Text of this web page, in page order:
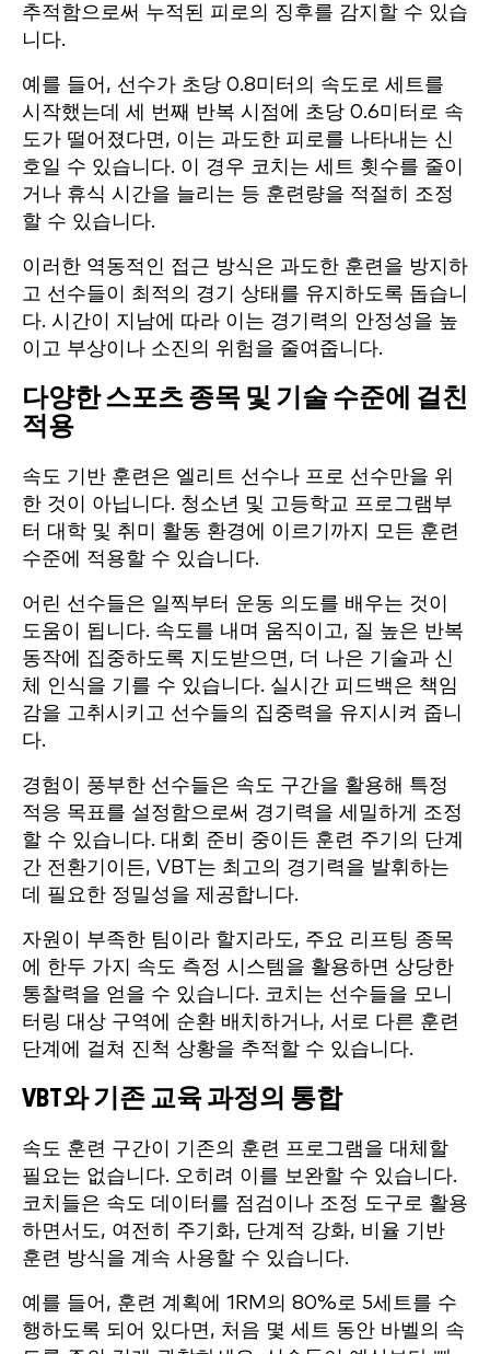
추적함으로써 누적된 피로의 징후를 감지할 수 있습
니다.
예를 들어, 선수가 초당 0.8미터의 속도로 세트를
시작했는데 세 번째 반복 시점에 초당 0.6미터로 속
도가 떨어졌다면, 이는 과도한 피로를 나타내는 신
호일 수 있습니다. 이 경우 코치는 세트 횟수를 줄이
거나 휴식 시간을 늘리는 등 훈련량을 적절히 조정
할 수 있습니다.
이러한 역동적인 접근 방식은 과도한 훈련을 방지하
고 선수들이 최적의 경기 상태를 유지하도록 돕습니
다. 시간이 지남에 따라 이는 경기력의 안정성을 높
이고 부상이나 소진의 위험을 줄여줍니다.
다양한 스포츠 종목 및 기술 수준에 걸친
적용
속도 기반 훈련은 엘리트 선수나 프로 선수만을 위
한 것이 아닙니다. 청소년 및 고등학교 프로그램부
터 대학 및 취미 활동 환경에 이르기까지 모든 훈련
수준에 적용할 수 있습니다.
어린 선수들은 일찍부터 운동 의도를 배우는 것이
도움이 됩니다. 속도를 내며 움직이고, 질 높은 반복
동작에 집중하도록 지도받으면, 더 나은 기술과 신
체 인식을 기를 수 있습니다. 실시간 피드백은 책임
감을 고취시키고 선수들의 집중력을 유지시켜 줍니
다.
경험이 풍부한 선수들은 속도 구간을 활용해 특정
적응 목표를 설정함으로써 경기력을 세밀하게 조정
할 수 있습니다. 대회 준비 중이든 훈련 주기의 단계
간 전환기이든, VBT는 최고의 경기력을 발휘하는
데 필요한 정밀성을 제공합니다.
자원이 부족한 팀이라 할지라도, 주요 리프팅 종목
에 한두 가지 속도 측정 시스템을 활용하면 상당한
통찰력을 얻을 수 있습니다. 코치는 선수들을 모니
터링 대상 구역에 순환 배치하거나, 서로 다른 훈련
단계에 걸쳐 진척 상황을 추적할 수 있습니다.
VBT와 기존 교육 과정의 통합
속도 훈련 구간이 기존의 훈련 프로그램을 대체할
필요는 없습니다. 오히려 이를 보완할 수 있습니다.
코치들은 속도 데이터를 점검이나 조정 도구로 활용
하면서도, 여전히 주기화, 단계적 강화, 비율 기반
훈련 방식을 계속 사용할 수 있습니다.
예를 들어, 훈련 계획에 1RM의 80%로 5세트를 수
행하도록 되어 있다면, 처음 몇 세트 동안 바벨의 속